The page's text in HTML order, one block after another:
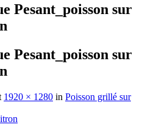
Pesant_poisson sur
Pesant_poisson sur
1920 × 1280 in Poisson grillé sur